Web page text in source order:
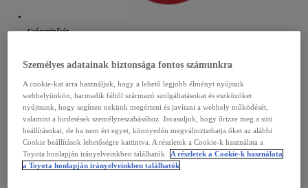
Csúcsminőség
Az üvegfelülettel találkozó mikro-él nem hajlamos a sérülésre.
Személyes adatainak biztonsága fontos számunkra
A cookie-kat arra használjuk, hogy a lehető legjobb élményt nyújtsuk
webhelyünkön, harmadik féltől származó szolgáltatásokat és eszközöket
nyújtsunk, hogy segítsen nekünk megérteni és javítani a webhely működését,
valamint a hirdetések személyreszabásához. Javasoljuk, hogy őrizze meg a süti
beállításokat, de ha nem ért egyet, könnyedén megváltoztathatja őket az alábbi
Cookie beállítások lehetőségre kattintva. A részletek a Cookie-k használata a
Toyota honlapján irányelveinkben találhatók.
A részletek a Cookie-k használata
a Toyota honlapján irányelveinkben találhatók